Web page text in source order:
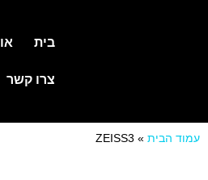
בית
צרו קשר
עמוד הבית »
ZEISS3